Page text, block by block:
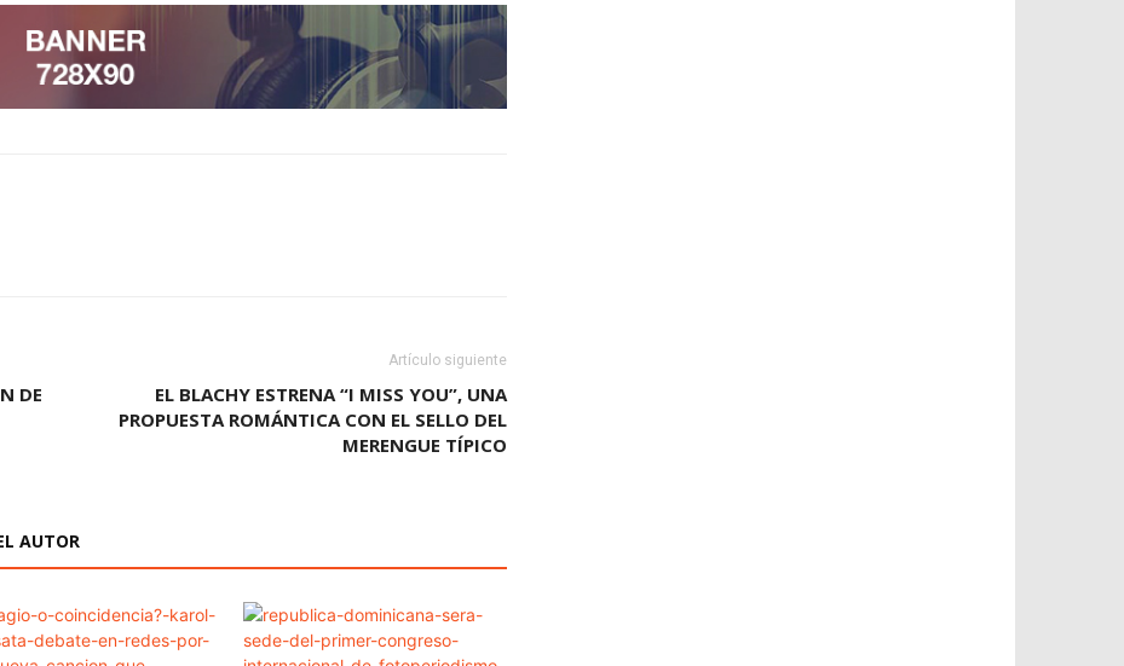
DE
Artículo siguiente
EL BLACHY ESTRENA “I MISS YOU”, UNA
PROPUESTA ROMÁNTICA CON EL SELLO DEL
MERENGUE TÍPICO
AUTOR